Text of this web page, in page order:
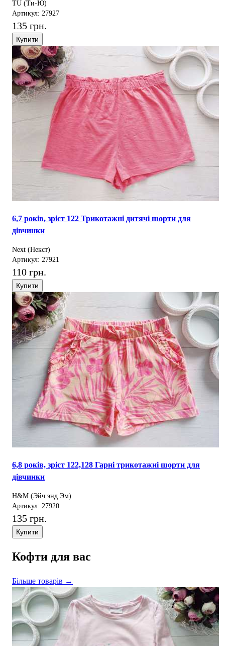
TU (Ти-Ю)
Артикул: 27927
135 грн.
Купити
6,7 років, зріст 122 Трикотажні дитячі шорти для
дівчинки
Next (Некст)
Артикул: 27921
110 грн.
Купити
6,8 років, зріст 122,128 Гарні трикотажні шорти для
дівчинки
H&M (Эйч энд Эм)
Артикул: 27920
135 грн.
Купити
Кофти для вас
Більше товарів →